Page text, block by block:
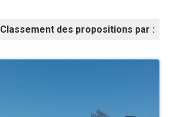
Classement des propositions par :